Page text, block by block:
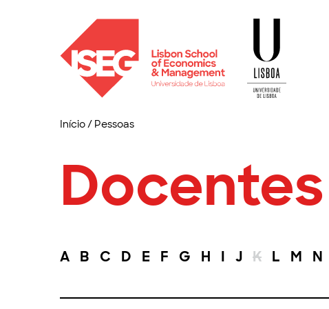
Início/ Pessoas
Docentes
A B C D E F G H I J K L M N